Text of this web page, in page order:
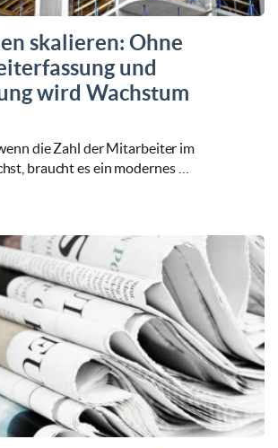
skalieren: Ohne
und
wird Wachstum
die Zahl der Mitarbeiter im
braucht es ein modernes …